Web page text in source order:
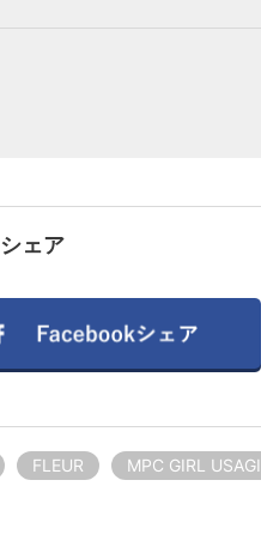
ェア
FLEUR MPC GIRL USAGI